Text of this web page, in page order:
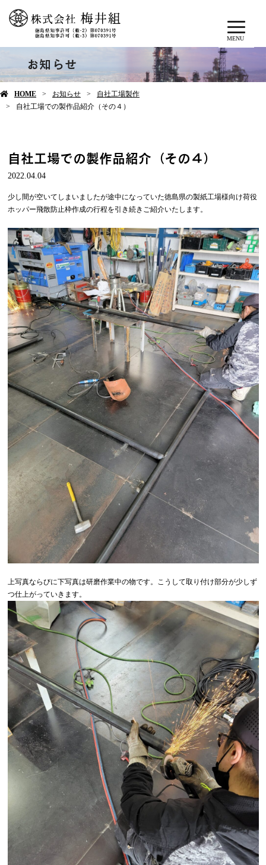
MENU
お知らせ
HOME お知らせ
自社工場製作
自社工場での製作品紹介（その４）
自社工場での製作品紹介（その４）
2022.04.04
少し間が空いてしまいましたが途中になっていた徳島県の製紙工場様向け荷役
ホッパー飛散防止枠作成の行程を引き続きご紹介いたします。
上写真ならびに下写真は研磨作業中の物です。こうして取り付け部分が少しず
つ仕上がっていきます。